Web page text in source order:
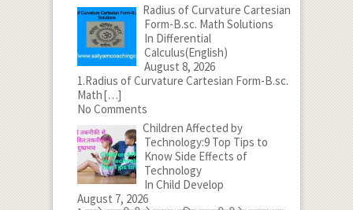
Radius of Curvature Cartesian
Form-B.sc. Math Solutions
In Differential
Calculus(English)
August 8, 2026
1.Radius of Curvature Cartesian Form-B.sc.
Math[…]
No Comments
Children Affected by
Technology:9 Top Tips to
Know Side Effects of
Technology
In Child Develop
August 7, 2026